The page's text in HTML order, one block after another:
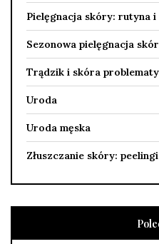
Pielęgnacja skóry: rutyna i
Sezonowa pielęgnacja
Trądzik i skóra
Uroda
Uroda męska
Złuszczanie skóry: